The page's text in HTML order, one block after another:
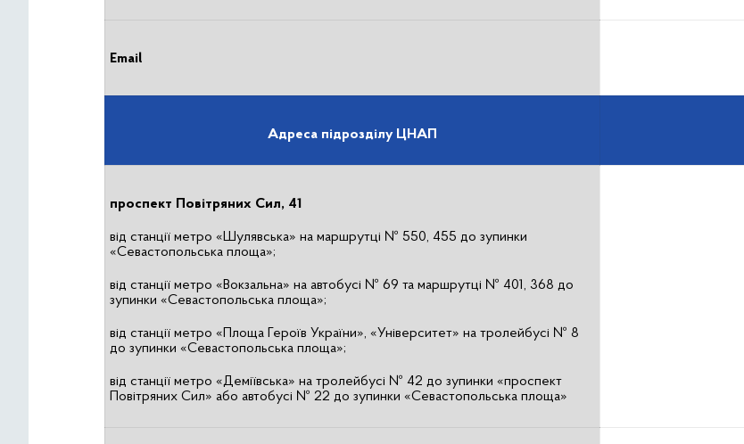
Email
Адреса підрозділу ЦНАП
проспект Повітряних Сил, 41
від станції метро «Шулявська» на маршрутці № 550, 455 до зупинки
«Севастопольська площа»;
від станції метро «Вокзальна» на автобусі № 69 та маршрутці № 401, 368 до
зупинки «Севастопольська площа»;
від станції метро «Площа Героїв України», «Університет» на тролейбусі № 8
до зупинки «Севастопольська площа»;
від станції метро «Деміївська» на тролейбусі № 42 до зупинки «проспект
Повітряних Сил» або автобусі № 22 до зупинки «Севастопольська площа»